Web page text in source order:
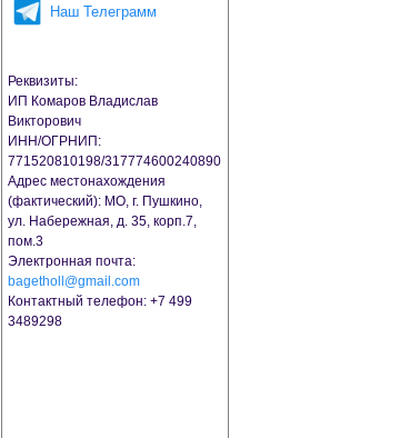
Наш Телеграмм
Реквизиты:
ИП Комаров Владислав
Викторович
ИНН/ОГРНИП:
771520810198/317774600240890
Адрес местонахождения
(фактический): МО, г. Пушкино,
ул. Набережная, д. 35, корп.7,
пом.3
Электронная почта:
bagetholl@gmail.com
Контактный телефон: +7 499
3489298